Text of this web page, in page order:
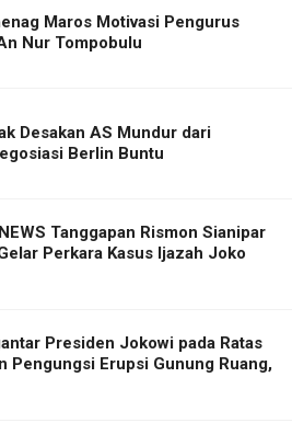
Maros Motivasi Pengurus
Nur Tompobulu
Desakan AS Mundur dari
Berlin Buntu
Tanggapan Rismon Sianipar
Perkara Kasus Ijazah Joko
Presiden Jokowi pada Ratas
Pengungsi Erupsi Gunung Ruang,